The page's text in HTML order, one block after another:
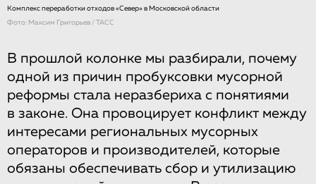
Комплекс переработки отходов «Север» в Московской области
Фото: Максим Григорьев / ТАСС
В прошлой колонке мы разбирали, почему
одной из причин пробуксовки мусорной
реформы стала неразбериха с понятиями
в законе. Она провоцирует конфликт между
интересами региональных мусорных
операторов и производителей, которые
обязаны обеспечивать сбор и утилизацию